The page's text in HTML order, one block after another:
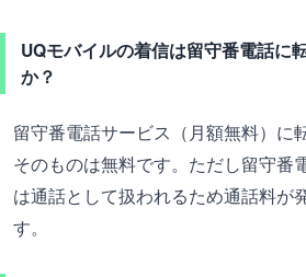
UQモバイルの着信は留守番電話に
か？
留守番電話サービス（月額無料）に
そのものは無料です。ただし留守番
は通話として扱われるため通話料が
す。